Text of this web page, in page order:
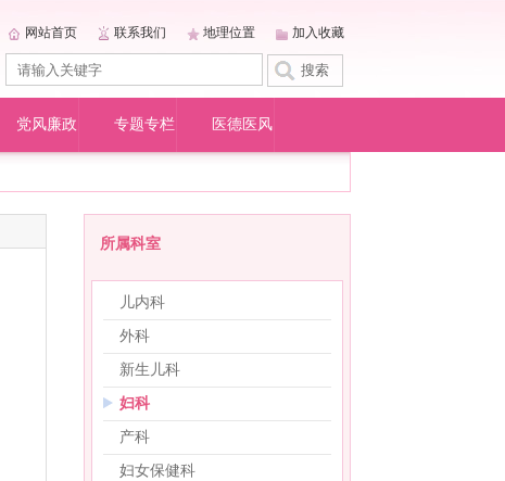
网站首页 联系我们 地理位置 加入收藏
党风廉政 专题专栏 医德医风
所属科室
儿内科
外科
新生儿科
妇科
产科
妇女保健科